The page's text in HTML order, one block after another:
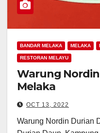
BANDAR MELAKA MELAKA
RESTORAN MELAYU
Warung
Melaka
OCT 13, 2022
Warung Nordin Durian